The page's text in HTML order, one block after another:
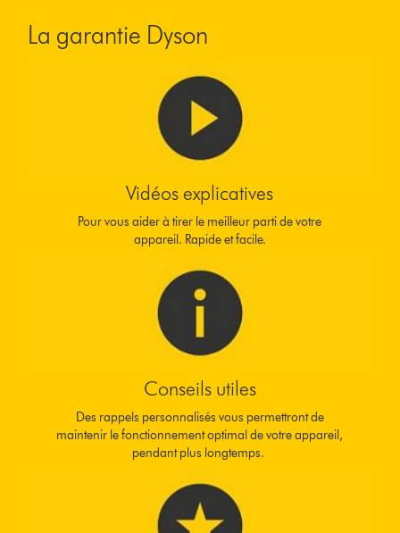
La garantie Dyson
Vidéos explicatives
Pour vous aider à tirer le meilleur parti de votre
appareil. Rapide et facile.
Conseils utiles
Des rappels personnalisés vous permettront de
maintenir le fonctionnement optimal de votre appareil,
pendant plus longtemps.